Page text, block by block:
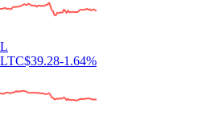
L
LTC$39.28-1.64%